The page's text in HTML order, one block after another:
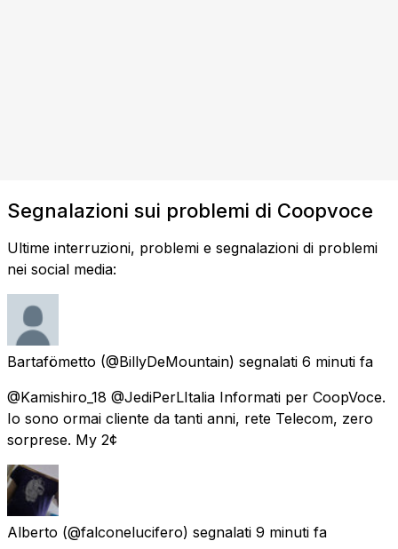
Segnalazioni sui problemi di Coopvoce
Ultime interruzioni, problemi e segnalazioni di problemi
nei social media:
Bartafömetto (@BillyDeMountain) segnalati 6 minuti fa
@Kamishiro_18 @JediPerLItalia Informati per CoopVoce.
Io sono ormai cliente da tanti anni, rete Telecom, zero
sorprese. My 2¢
Alberto (@falconelucifero) segnalati 9 minuti fa